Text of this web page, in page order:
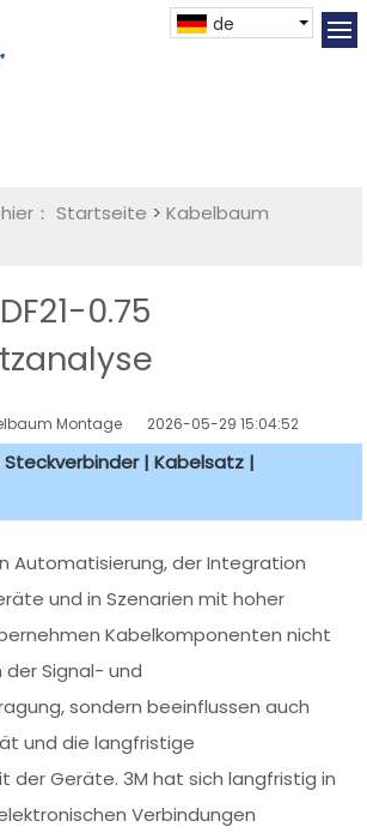
de
： Startseite >Kabelbaum
0.75
Montage 2026-05-29 15:04:52
| Kabelsatz |
Automatisierung, der Integration
und in Szenarien mit hoher
Kabelkomponenten nicht
Signal- und
sondern beeinflussen auch
und die langfristige
der Geräte. 3M hat sich langfristig in
Verbindungen